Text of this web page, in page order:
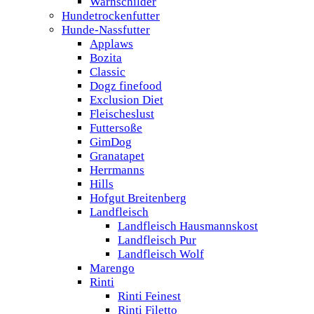
Hundetrockenfutter
Hunde-Nassfutter
Applaws
Bozita
Classic
Dogz finefood
Exclusion Diet
Fleischeslust
Futtersoße
GimDog
Granatapet
Herrmanns
Hills
Hofgut Breitenberg
Landfleisch
Landfleisch Hausmannskost
Landfleisch Pur
Landfleisch Wolf
Marengo
Rinti
Rinti Feinest
Rinti Filetto